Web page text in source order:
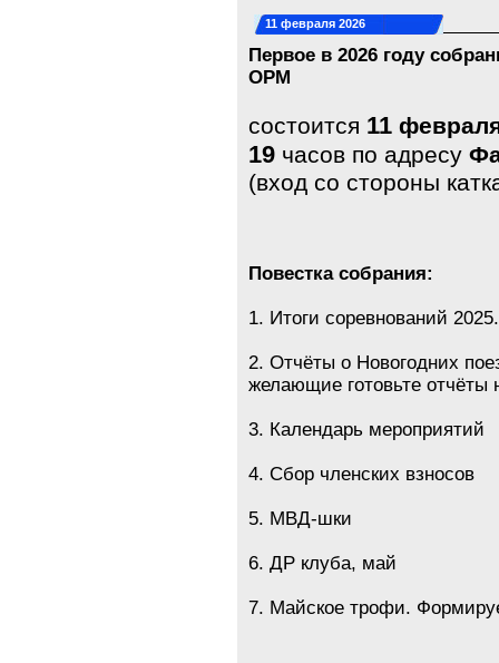
11 февраля 2026
Первое в 2026 году
ОРМ
состоится 11
19 часов по адресу
(вход со стороны
Повестка собрания:
1. Итоги соревнований 2025.
2. Отчёты о Новогодних
желающие готовьте отчёты
3. Календарь мероприятий
4. Сбор членских взносов
5. МВД-шки
6. ДР клуба, май
7. Майское трофи.